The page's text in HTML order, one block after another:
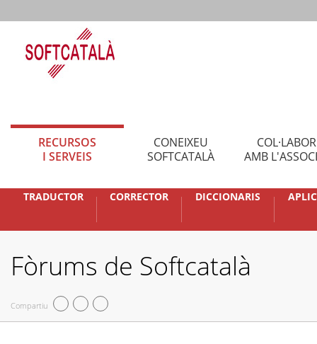
RECURSOS
I SERVEIS
CONEIXEU
SOFTCATALÀ
AMB
TRADUCTOR CORRECTOR DICCIONARIS
Fòrums de Softcatalà
Compartiu